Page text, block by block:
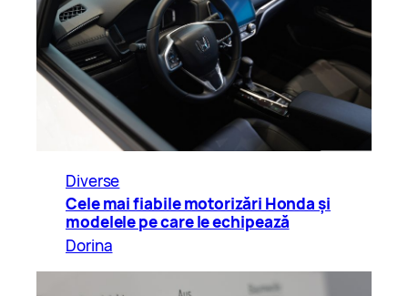
Diverse
Cele mai fiabile motorizări Honda și
modelele pe care le echipează
Dorina